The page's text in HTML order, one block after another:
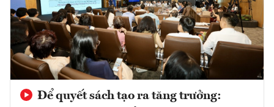
Để quyết sách tạo ra tăng trưởng: